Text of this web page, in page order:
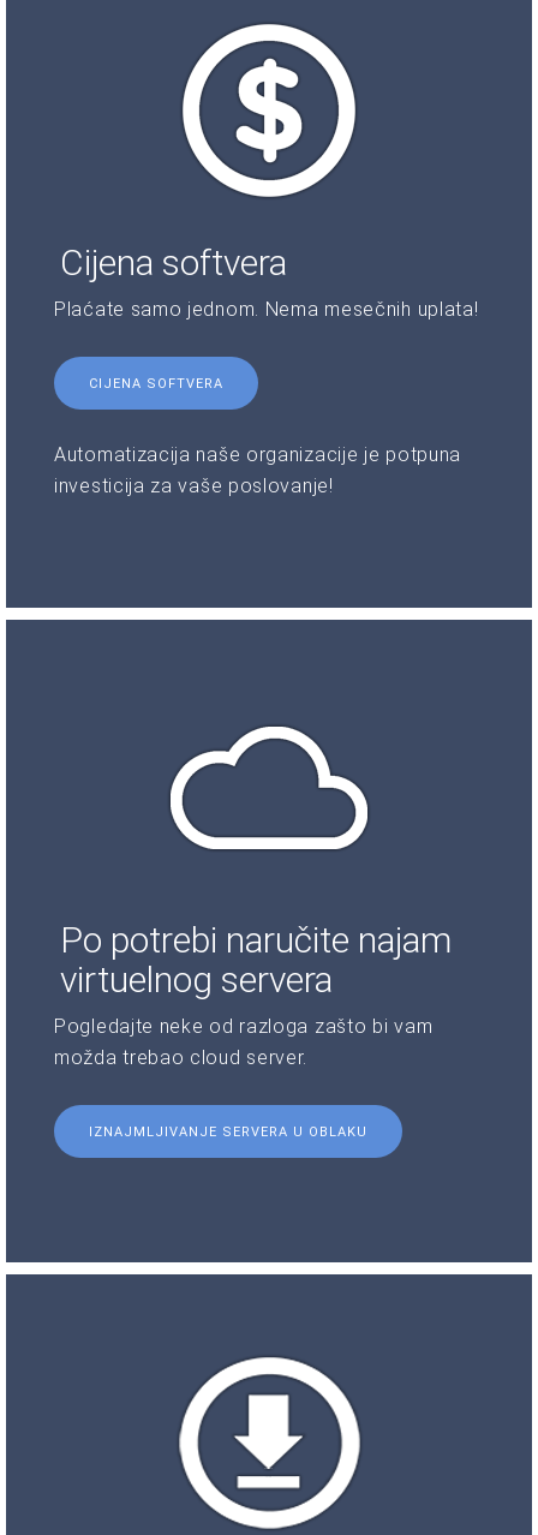
Cijena softvera
Plaćate samo jednom. Nema mesečnih uplata!
CIJENA SOFTVERA
Automatizacija naše organizacije je potpuna
investicija za vaše poslovanje!
Po potrebi naručite najam
virtuelnog servera
Pogledajte neke od razloga zašto bi vam
možda trebao cloud server.
IZNAJMLJIVANJE SERVERA U OBLAKU